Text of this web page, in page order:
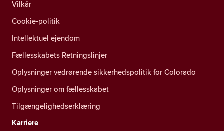
Vilkår
Cookie-politik
Intellektuel ejendom
Fællesskabets Retningslinjer
Oplysninger vedrørende sikkerhedspolitik for Colorado
Oplysninger om fællesskabet
Tilgængelighedserklæring
Karriere